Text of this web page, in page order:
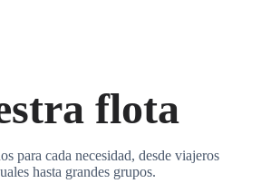
flota
para cada necesidad, desde viajeros
hasta grandes grupos.